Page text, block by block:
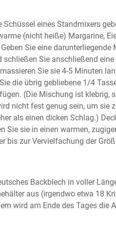
Schüssel eines Standmixers
(nicht heiße) Margarine,
Sie eine darunterliegende
schließen Sie anschließend eine
Sie sie 4-5 Minuten
die übrig gebliebene 1/4
(Die Mischung ist klebrig,
nicht fest genug sein, um sie
als einen dicken Schlag.)
Sie sie in einen warmen,
bis zur Vervielfachung der
Backblech in voller
aus (irgendwo etwa 18
wird am Ende des Tages die